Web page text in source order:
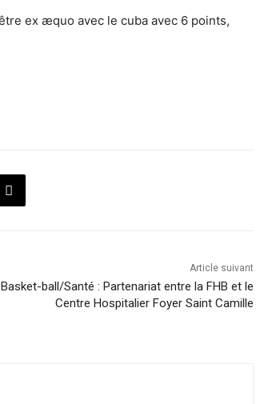
ex æquo avec le cuba avec 6 points,
Article suivant
Basket-ball/Santé : Partenariat entre la FHB et le
Centre Hospitalier Foyer Saint Camille